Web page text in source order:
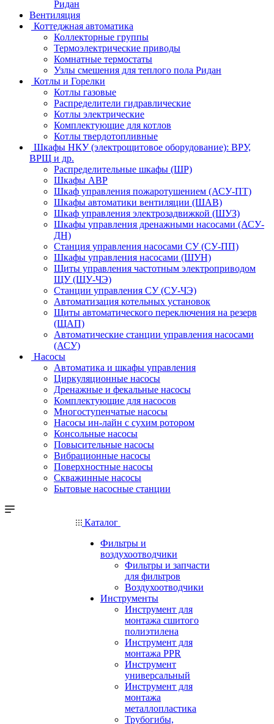
Ридан
Вентиляция
Коттеджная автоматика
Коллекторные группы
Термоэлектрические приводы
Комнатные термостаты
Узлы смешения для теплого пола Ридан
Котлы и Горелки
Котлы газовые
Распределители гидравлические
Котлы электрические
Комплектующие для котлов
Котлы твердотопливные
Шкафы НКУ (электрощитовое оборудование): ВРУ,
ВРЩ и др.
Распределительные шкафы (ШР)
Шкафы АВР
Шкаф управления пожаротушением (АСУ-ПТ)
Шкафы автоматики вентиляции (ШАВ)
Шкаф управления электрозадвижкой (ШУЗ)
Шкафы управления дренажными насосами (АСУ-
ДН)
Станция управления насосами СУ (СУ-ПП)
Шкафы управления насосами (ШУН)
Щиты управления частотным электроприводом
ЩУ (ЩУ-ЧЭ)
Станции управления СУ (СУ-ЧЭ)
Автоматизация котельных установок
Щиты автоматического переключения на резерв
(ЩАП)
Автоматические станции управления насосами
(АСУ)
Насосы
Автоматика и шкафы управления
Циркуляционные насосы
Дренажные и фекальные насосы
Комплектующие для насосов
Многоступенчатые насосы
Насосы ин-лайн с сухим ротором
Консольные насосы
Повысительные насосы
Вибрационные насосы
Поверхностные насосы
Скважинные насосы
Бытовые насосные станции
Каталог
Фильтры и
воздухоотводчики
Фильтры и запчасти
для фильтров
Воздухоотводчики
Инструменты
Инструмент для
монтажа сшитого
полиэтилена
Инструмент для
монтажа PPR
Инструмент
универсальный
Инструмент для
монтажа
металлопластика
Трубогибы,